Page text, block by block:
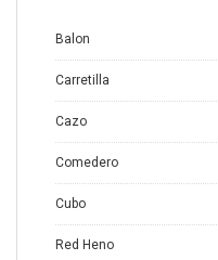
Balon
Carretilla
Cazo
Comedero
Cubo
Red Heno